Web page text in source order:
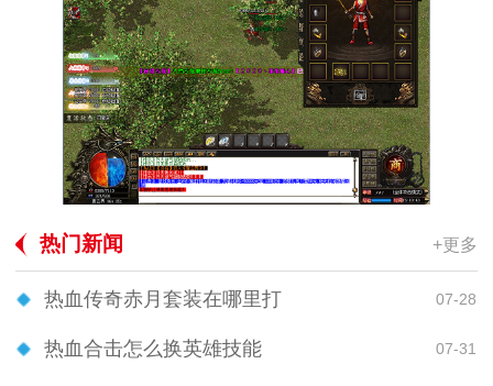
热门新闻 +更多
热血传奇赤月套装在哪里打 07-28
热血合击怎么换英雄技能 07-31